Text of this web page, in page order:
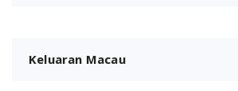
Keluaran Macau